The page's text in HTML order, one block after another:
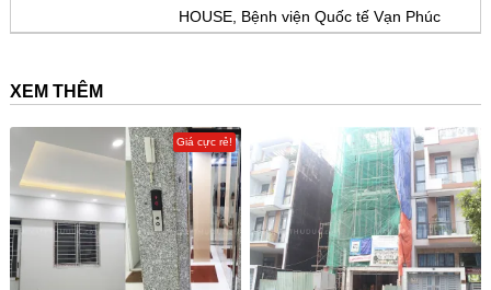
HOUSE, Bệnh viện Quốc tế Vạn Phúc
XEM THÊM
Giá cực rẻ!